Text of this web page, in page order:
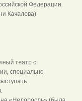
Федерации.
имени Качалова)
театр с
специально